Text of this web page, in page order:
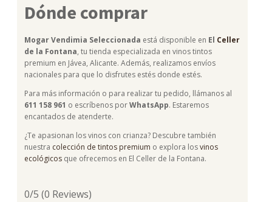
Dónde comprar
Mogar Vendimia Seleccionada está disponible en El Celler
de la Fontana, tu tienda especializada en vinos tintos
premium en Jávea, Alicante. Además, realizamos envíos
nacionales para que lo disfrutes estés donde estés.
Para más información o para realizar tu pedido, llámanos al
611 158 961 o escríbenos porWhatsApp. Estaremos
encantados de atenderte.
¿Te apasionan los vinos con crianza? Descubre también
nuestra colección de tintos premium o explora losvinos
ecológicos que ofrecemos en El Celler de la Fontana.
0/5 (0 Reviews)